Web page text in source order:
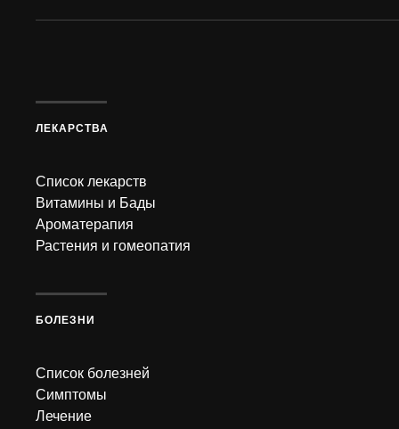
ЛЕКАРСТВА
Список лекарств
Витамины и Бады
Ароматерапия
Растения и гомеопатия
БОЛЕЗНИ
Список болезней
Симптомы
Лечение